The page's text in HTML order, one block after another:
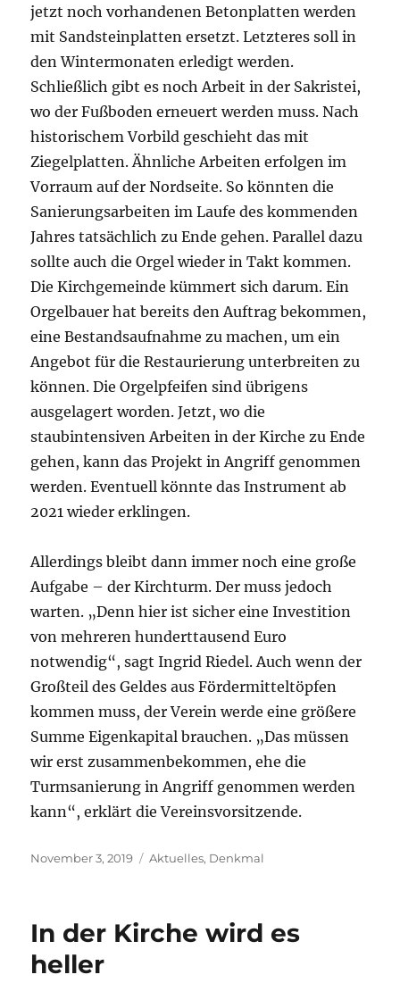
jetzt noch vorhandenen Betonplatten werden
mit Sandsteinplatten ersetzt. Letzteres soll in
den Wintermonaten erledigt werden.
Schließlich gibt es noch Arbeit in der Sakristei,
wo der Fußboden erneuert werden muss. Nach
historischem Vorbild geschieht das mit
Ziegelplatten. Ähnliche Arbeiten erfolgen im
Vorraum auf der Nordseite. So könnten die
Sanierungsarbeiten im Laufe des kommenden
Jahres tatsächlich zu Ende gehen. Parallel dazu
sollte auch die Orgel wieder in Takt kommen.
Die Kirchgemeinde kümmert sich darum. Ein
Orgelbauer hat bereits den Auftrag bekommen,
eine Bestandsaufnahme zu machen, um ein
Angebot für die Restaurierung unterbreiten zu
können. Die Orgelpfeifen sind übrigens
ausgelagert worden. Jetzt, wo die
staubintensiven Arbeiten in der Kirche zu Ende
gehen, kann das Projekt in Angriff genommen
werden. Eventuell könnte das Instrument ab
2021 wieder erklingen.
Allerdings bleibt dann immer noch eine große
Aufgabe – der Kirchturm. Der muss jedoch
warten. „Denn hier ist sicher eine Investition
von mehreren hunderttausend Euro
notwendig“, sagt Ingrid Riedel. Auch wenn der
Großteil des Geldes aus Fördermitteltöpfen
kommen muss, der Verein werde eine größere
Summe Eigenkapital brauchen. „Das müssen
wir erst zusammenbekommen, ehe die
Turmsanierung in Angriff genommen werden
kann“, erklärt die Vereinsvorsitzende.
Veröffentlicht
November 3, 2019 Kategorien
Aktuelles, Denkmal
In der Kirche wird es
heller